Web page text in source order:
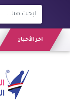
اخر الأخبار: